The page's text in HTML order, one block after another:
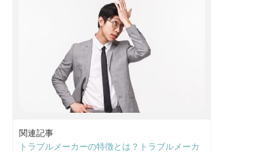
関連記事
トラブルメーカーの特徴とは？トラブルメーカ